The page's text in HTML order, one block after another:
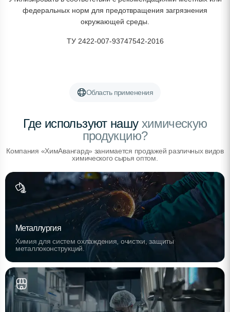
федеральных норм для предотвращения загрязнения
окружающей среды.
ТУ 2422-007-93747542-2016
Область применения
Где используют нашухимическую
продукцию?
Компания «ХимАвангард» занимается продажей различных видов
химического сырья оптом.
Металлургия
Химия для систем охлаждения, очистки, защиты
металлоконструкций.